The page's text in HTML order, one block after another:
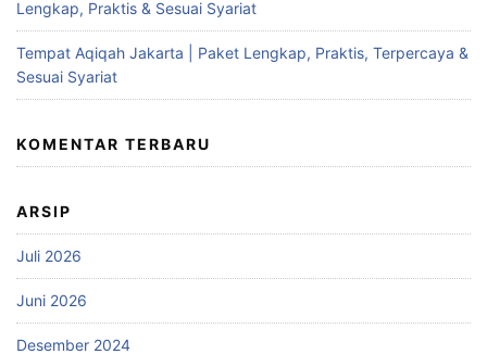
Lengkap, Praktis & Sesuai Syariat
Tempat Aqiqah Jakarta | Paket Lengkap, Praktis, Terpercaya &
Sesuai Syariat
KOMENTAR TERBARU
ARSIP
Juli 2026
Juni 2026
Desember 2024